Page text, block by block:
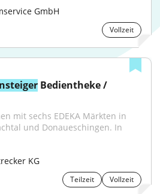
GmbH
Vollzeit
Bedientheke /
und Donaueschingen. In
KG
Teilzeit Vollzeit